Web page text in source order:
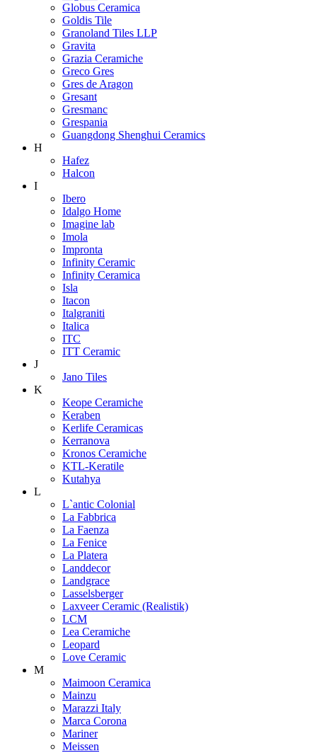
Globus Ceramica
Goldis Tile
Granoland Tiles LLP
Gravita
Grazia Ceramiche
Greco Gres
Gres de Aragon
Gresant
Gresmanc
Grespania
Guangdong Shenghui Ceramics
H
Hafez
Halcon
I
Ibero
Idalgo Home
Imagine lab
Imola
Impronta
Infinity Ceramic
Infinity Ceramica
Isla
Itacon
Italgraniti
Italica
ITC
ITT Ceramic
J
Jano Tiles
K
Keope Ceramiche
Keraben
Kerlife Ceramicas
Kerranova
Kronos Ceramiche
KTL-Keratile
Kutahya
L
L`antic Colonial
La Fabbrica
La Faenza
La Fenice
La Platera
Landdecor
Landgrace
Lasselsberger
Laxveer Ceramic (Realistik)
LCM
Lea Ceramiche
Leopard
Love Ceramic
M
Maimoon Ceramica
Mainzu
Marazzi Italy
Marca Corona
Mariner
Meissen